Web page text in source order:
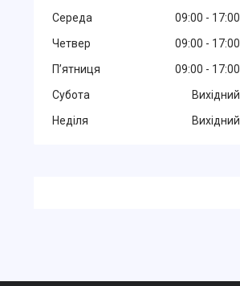
Середа
09:00
17:00
Четвер
09:00
17:00
Пʼятниця
09:00
17:00
Субота
Вихідний
Неділя
Вихідний